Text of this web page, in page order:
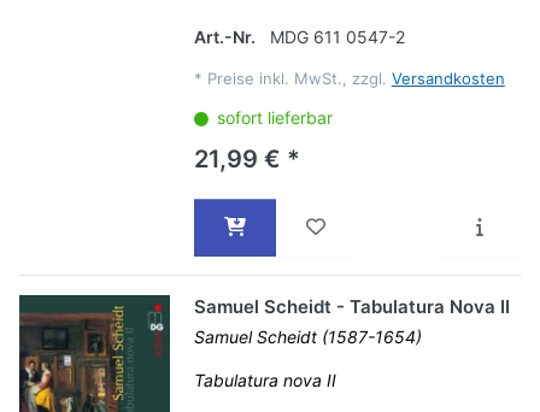
Art.-Nr. MDG 611 0547-2
* Preise inkl. MwSt., zzgl. Versandkosten
sofort lieferbar
21,99 € *
Samuel Scheidt - Tabulatura Nova II
Samuel Scheidt (1587-1654)
Tabulatura nova II